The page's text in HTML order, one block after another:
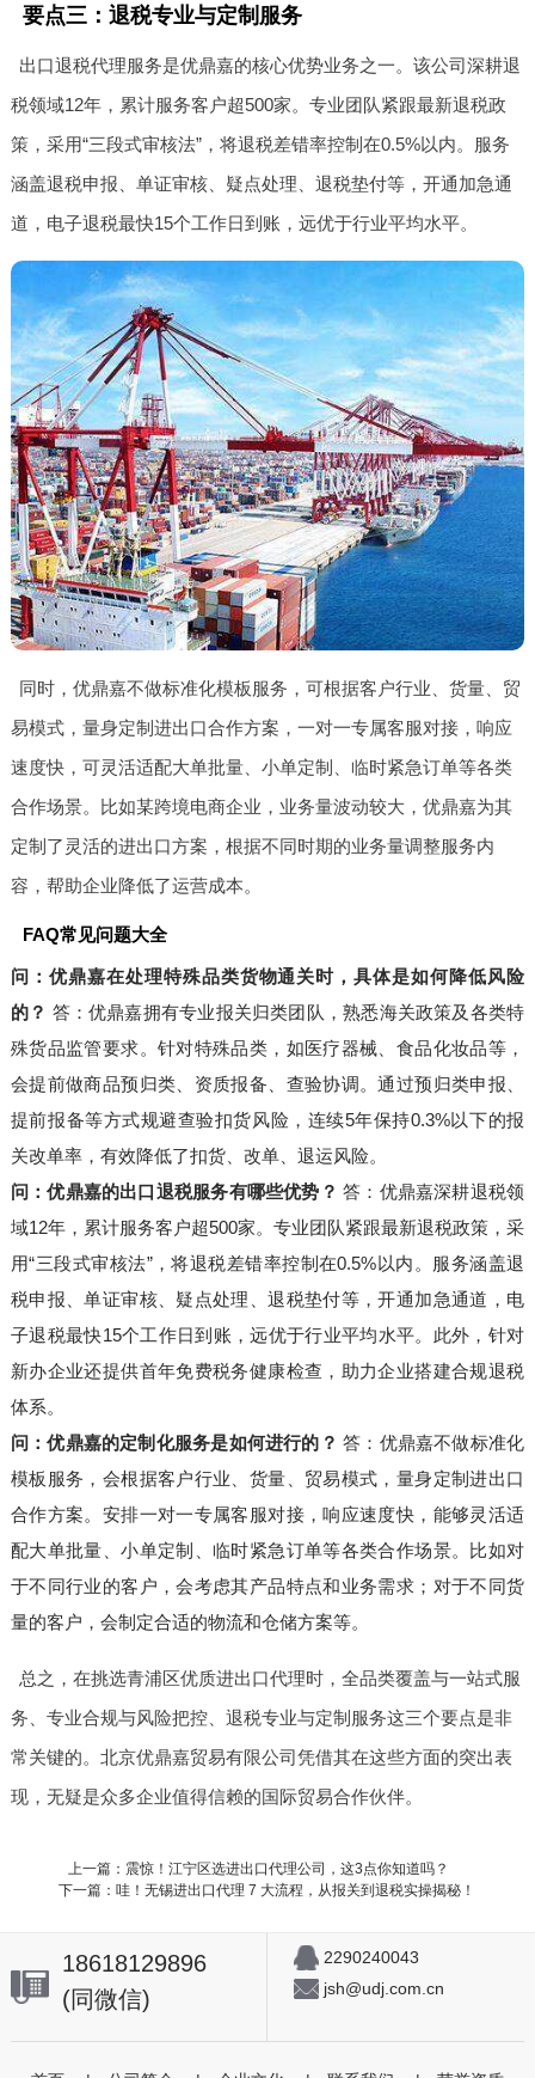
要点三：退税专业与定制服务
出口退税代理服务是优鼎嘉的核心优势业务之一。该公司深耕退
税领域12年，累计服务客户超500家。专业团队紧跟最新退税政
策，采用“三段式审核法”，将退税差错率控制在0.5%以内。服务
涵盖退税申报、单证审核、疑点处理、退税垫付等，开通加急通
道，电子退税最快15个工作日到账，远优于行业平均水平。
同时，优鼎嘉不做标准化模板服务，可根据客户行业、货量、贸
易模式，量身定制进出口合作方案，一对一专属客服对接，响应
速度快，可灵活适配大单批量、小单定制、临时紧急订单等各类
合作场景。比如某跨境电商企业，业务量波动较大，优鼎嘉为其
定制了灵活的进出口方案，根据不同时期的业务量调整服务内
容，帮助企业降低了运营成本。
FAQ常见问题大全
问：优鼎嘉在处理特殊品类货物通关时，具体是如何降低风险
的？ 答：优鼎嘉拥有专业报关归类团队，熟悉海关政策及各类特
殊货品监管要求。针对特殊品类，如医疗器械、食品化妆品等，
会提前做商品预归类、资质报备、查验协调。通过预归类申报、
提前报备等方式规避查验扣货风险，连续5年保持0.3%以下的报
关改单率，有效降低了扣货、改单、退运风险。
问：优鼎嘉的出口退税服务有哪些优势？ 答：优鼎嘉深耕退税领
域12年，累计服务客户超500家。专业团队紧跟最新退税政策，采
用“三段式审核法”，将退税差错率控制在0.5%以内。服务涵盖退
税申报、单证审核、疑点处理、退税垫付等，开通加急通道，电
子退税最快15个工作日到账，远优于行业平均水平。此外，针对
新办企业还提供首年免费税务健康检查，助力企业搭建合规退税
体系。
问：优鼎嘉的定制化服务是如何进行的？ 答：优鼎嘉不做标准化
模板服务，会根据客户行业、货量、贸易模式，量身定制进出口
合作方案。安排一对一专属客服对接，响应速度快，能够灵活适
配大单批量、小单定制、临时紧急订单等各类合作场景。比如对
于不同行业的客户，会考虑其产品特点和业务需求；对于不同货
量的客户，会制定合适的物流和仓储方案等。
总之，在挑选青浦区优质进出口代理时，全品类覆盖与一站式服
务、专业合规与风险把控、退税专业与定制服务这三个要点是非
常关键的。北京优鼎嘉贸易有限公司凭借其在这些方面的突出表
现，无疑是众多企业值得信赖的国际贸易合作伙伴。
上一篇：震惊！江宁区选进出口代理公司，这3点你知道吗？
下一篇：哇！无锡进出口代理 7 大流程，从报关到退税实操揭秘！
18618129896
(同微信)
2290240043
jsh@udj.com.cn